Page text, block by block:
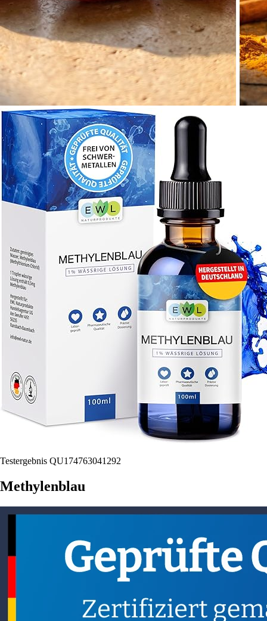
Testergebnis QU174763041292
Methylenblau